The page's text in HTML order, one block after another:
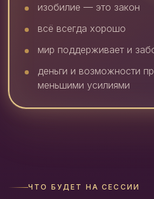
изобилие — это закон
всё всегда хорошо
мир поддерживает и
деньги и возможности
меньшими усилиями
ЧТО БУДЕТ НА СЕССИИ